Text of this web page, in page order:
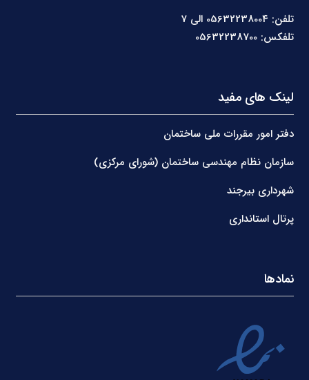
تلفن: 05632238004 الی 7
تلفکس: 05632238700
لینک های مفید
دفتر امور مقررات ملی ساختمان
سازمان نظام مهندسی ساختمان (شورای مرکزی)
شهرداری بیرجند
پرتال استانداری
نمادها